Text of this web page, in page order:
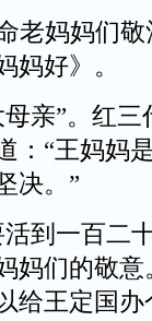
老妈妈们敬
妈好》。
亲”。红三
：“王妈妈
决。”
到一百二
妈们的敬
给王定国